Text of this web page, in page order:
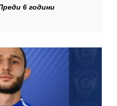
6 години